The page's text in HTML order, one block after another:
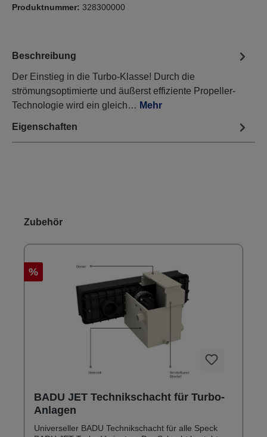
Produktnummer: 328300000
Beschreibung
Der Einstieg in die Turbo-Klasse! Durch die
strömungsoptimierte und äußerst effiziente Propeller-
Technologie wird ein gleich… Mehr
Eigenschaften
Produktgalerie überspringen
Zubehör
%
BADU JET Technikschacht für Turbo-
Anlagen
Universeller BADU Technikschacht für alle Speck